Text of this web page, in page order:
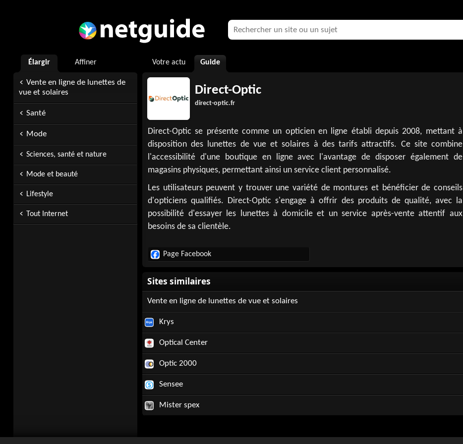
Élargir Affiner
Vente en ligne de lunettes de
vue et solaires
Santé
Mode
Sciences, santé et nature
Mode et beauté
Lifestyle
Tout Internet
Votre actu Guide
Direct-Optic
direct-optic.fr
Direct-Optic se présente comme un opticien en ligne établi depuis 2008, mettant à
disposition des lunettes de vue et solaires à des tarifs attractifs. Ce site combine
l'accessibilité d'une boutique en ligne avec l'avantage de disposer également de
magasins physiques, permettant ainsi un service client personnalisé.
Les utilisateurs peuvent y trouver une variété de montures et bénéficier de conseils
d'opticiens qualifiés. Direct-Optic s'engage à offrir des produits de qualité, avec la
possibilité d'essayer les lunettes à domicile et un service après-vente attentif aux
besoins de sa clientèle.
Page Facebook
Vente en ligne de lunettes de vue et solaires
Krys
Optical Center
Optic 2000
Sensee
Mister spex